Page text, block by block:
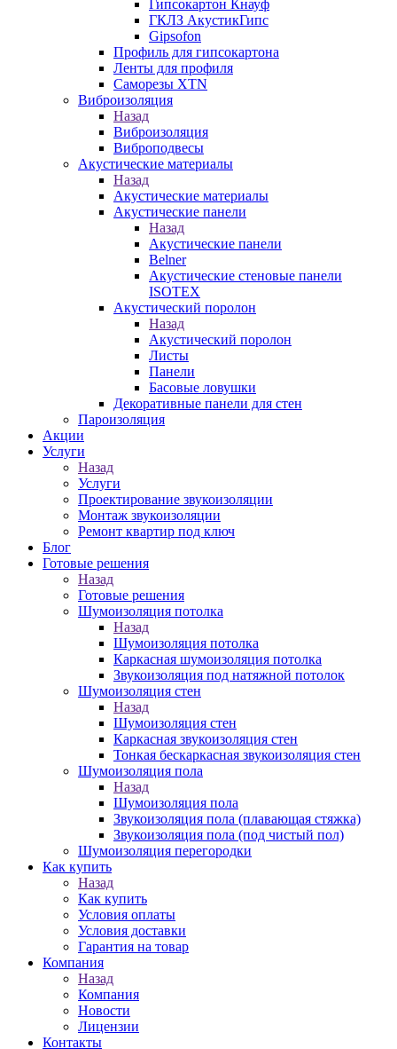
Гипсокартон Кнауф
ГКЛЗ АкустикГипс
Gipsofon
Профиль для гипсокартона
Ленты для профиля
Саморезы XTN
Виброизоляция
Назад
Виброизоляция
Виброподвесы
Акустические материалы
Назад
Акустические материалы
Акустические панели
Назад
Акустические панели
Belner
Акустические стеновые панели
ISOTEX
Акустический поролон
Назад
Акустический поролон
Листы
Панели
Басовые ловушки
Декоративные панели для стен
Пароизоляция
Акции
Услуги
Назад
Услуги
Проектирование звукоизоляции
Монтаж звукоизоляции
Ремонт квартир под ключ
Блог
Готовые решения
Назад
Готовые решения
Шумоизоляция потолка
Назад
Шумоизоляция потолка
Каркасная шумоизоляция потолка
Звукоизоляция под натяжной потолок
Шумоизоляция стен
Назад
Шумоизоляция стен
Каркасная звукоизоляция стен
Тонкая бескаркасная звукоизоляция стен
Шумоизоляция пола
Назад
Шумоизоляция пола
Звукоизоляция пола (плавающая стяжка)
Звукоизоляция пола (под чистый пол)
Шумоизоляция перегородки
Как купить
Назад
Как купить
Условия оплаты
Условия доставки
Гарантия на товар
Компания
Назад
Компания
Новости
Лицензии
Контакты